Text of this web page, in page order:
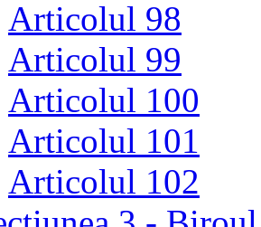
Articolul 98
Articolul 99
Articolul 100
Articolul 101
Articolul 102